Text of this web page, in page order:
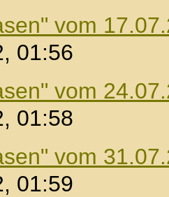
vom
01:56
vom
01:58
vom
01:59